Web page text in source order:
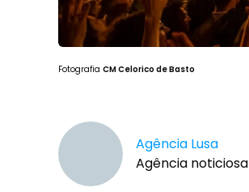
Fotografia CM Celorico de Basto
Agência Lusa
Agência noticiosa